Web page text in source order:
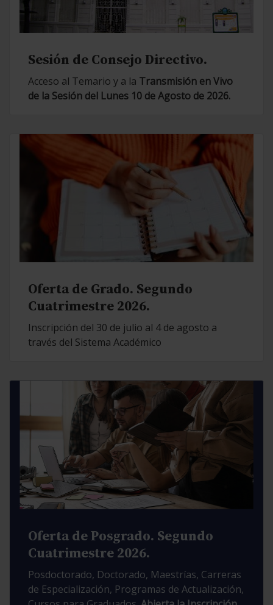
Sesión de Consejo Directivo.
Acceso al Temario y a la Transmisión en Vivo
de la Sesión del Lunes 10 de Agosto de 2026.
Oferta de Grado. Segundo
Cuatrimestre 2026.
Inscripción del 30 de julio al 4 de agosto a
través del Sistema Académico
Oferta de Posgrado. Segundo
Cuatrimestre 2026.
Posdoctorado, Doctorado, Maestrías, Carreras
de Especialización, Programas de Actualización,